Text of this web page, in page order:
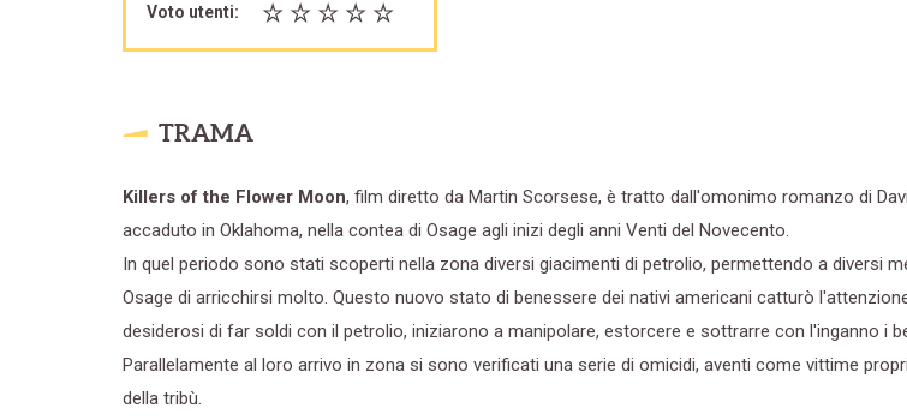
Voto utenti:
TRAMA
Killers of the Flower Moon, film diretto da Martin Scorsese, è tratto dall'omonimo romanzo di
accaduto in Oklahoma, nella contea di Osage agli inizi degli anni Venti del Novecento.
In quel periodo sono stati scoperti nella zona diversi giacimenti di petrolio, permettendo a diversi
Osage di arricchirsi molto. Questo nuovo stato di benessere dei nativi americani catturò
desiderosi di far soldi con il petrolio, iniziarono a manipolare, estorcere e sottrarre con l'inganno i
Parallelamente al loro arrivo in zona si sono verificati una serie di omicidi, aventi come vittime
della tribù.